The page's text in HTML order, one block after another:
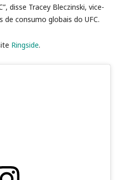
disse Tracey Bleczinski, vice-
consumo globais do UFC.
Ringside.